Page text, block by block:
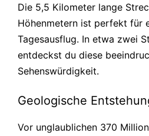
Die 5,5 Kilometer lange
Höhenmetern ist perfekt für
Tagesausflug. In etwa zwei
entdeckst du diese
Sehenswürdigkeit.
Geologische
Vor unglaublichen 370